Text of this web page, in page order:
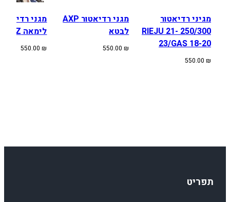
מגיני רדיאטור
250/300 RIEJU 21-
23/GAS 18-20
550.00 ₪
מגני רדיאטור AXP
לבטא
550.00₪
לימאה YZ
550.00₪
תפריט